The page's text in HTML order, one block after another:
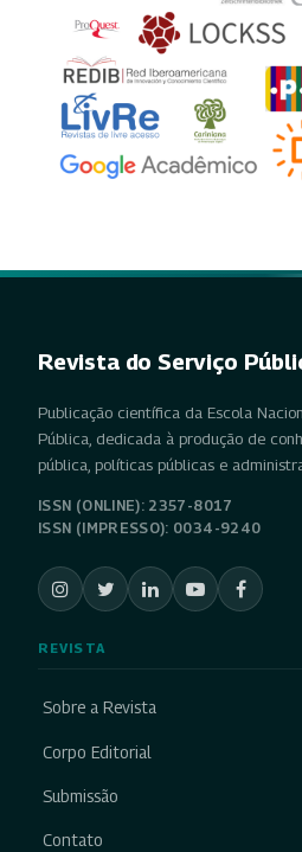
Revista do Serviço
Publicação científica da Escola
Pública, dedicada à produção de
pública, políticas públicas e
ISSN (ONLINE): 2357-8017
ISSN (IMPRESSO): 0034-9240
REVISTA
Sobre a Revista
Corpo Editorial
Submissão
Contato